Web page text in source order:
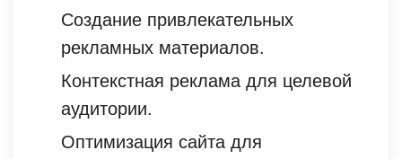
Создание привлекательных
рекламных материалов.
Контекстная реклама для целевой
аудитории.
Оптимизация сайта для